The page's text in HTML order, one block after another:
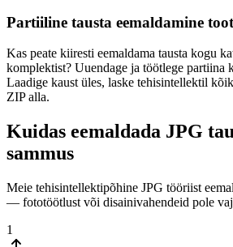
Partiiline tausta eemaldamine
Kas peate kiiresti eemaldama tausta kogu
komplektist? Uuendage ja töötlege partiina
Laadige kaust üles, laske tehisintellektil
ZIP alla.
Kuidas eemaldada JPG
sammus
Meie tehisintellektipõhine JPG tööriist
— fototöötlust või disainivahendeid pole
1